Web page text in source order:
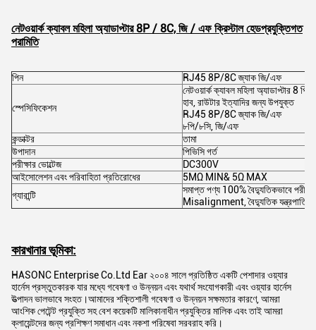
নেটওয়ার্ক ক্যাবল মহিলা অ্যাডাপ্টার 8P / 8C, জি / এফ ক্রিস্টাল হেডপ্রযুক্তিগত
পরামিতি
পিন RJ45 8P/8C জ্যাক জি/এফ
স্পেসিফিকেশন
নেটওয়ার্ক ক্যাবল মহিলা অ্যাডাপ্টার 8
হাব, রাউটার ইত্যাদির জন্য উপযুক্ত
RJ45 8P/8C জ্যাক জি/এফ
৮পি/৮সি, জি/এফ
কন্ডাক্টর
তামা
উপাদান
পিভিসি গর্ত
পরীক্ষার ভোল্টেজ
DC300V
আইসোলেশন এবং পরিবাহিতা প্রতিরোধের
5MΩ MIN& 5Ω MAX
গ্যারান্টি
সমাপ্ত পণ্য 100% বৈদ্যুতিকভাবে পরীক্ষা
Misalignment, বৈদ্যুতিক যন্ত্রপাতি
কারখানার ভূমিকা:
HASONC Enterprise Co.Ltd Ear ২০০৪ সালে প্রতিষ্ঠিত একটি পেশাদার ওয়্যার
হার্নেস প্রস্তুতকারক যার মধ্যে গবেষণা ও উন্নয়ন এবং যথার্থ সংযোগকারী এবং ওয়্যার হার্নেস
উত্পাদন ভালভাবে সংহত।আমাদের শক্তিশালী গবেষণা ও উন্নয়ন সক্ষমতার কারণে, আমরা
আংশিক পেটেন্ট প্রযুক্তি সহ বেশ কয়েকটি মালিকানাধীন প্রযুক্তির মালিক এবং তাই আমরা
ক্লায়েন্টদের জন্য প্রশিক্ষণ সমাধান এবং নকশা পরিষেবা সরবরাহ করি।